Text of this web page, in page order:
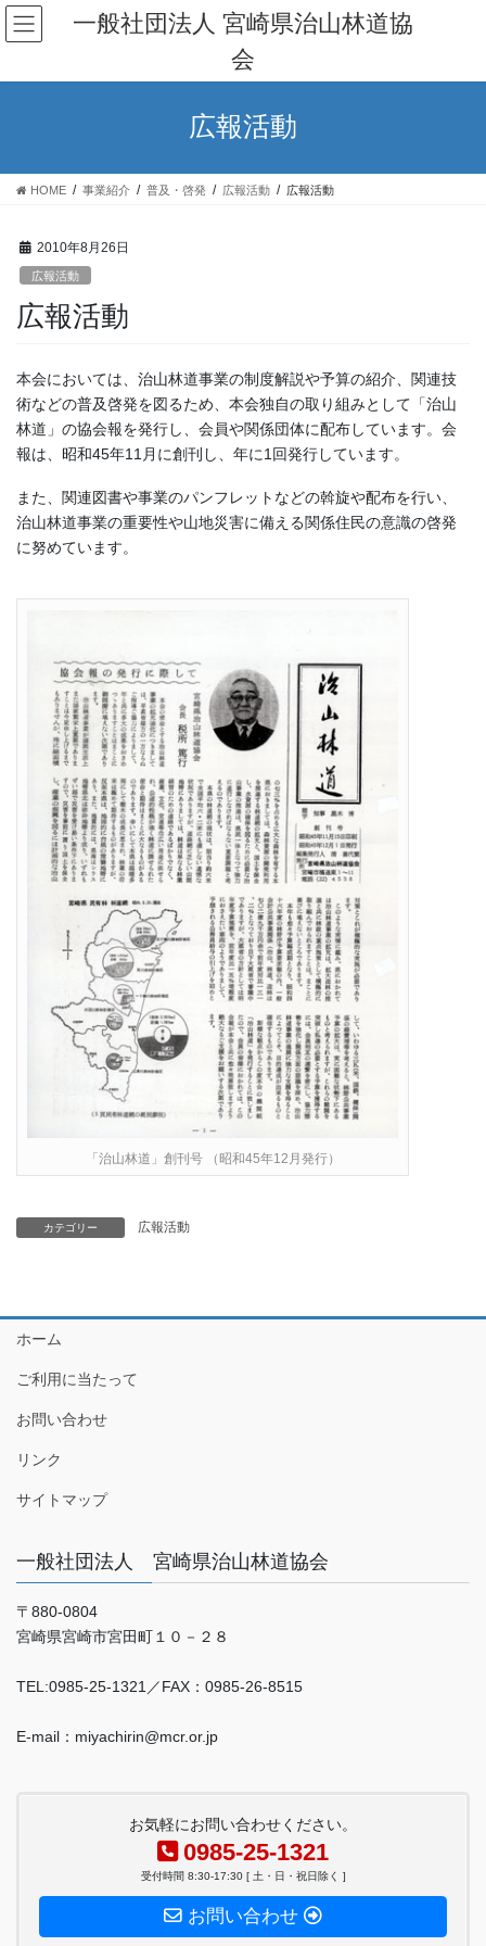
コ
ン
ン
ナ
ビ
ー
一般社団法人 宮崎県治山林道協
会
広報活動
HOME 事業紹介 普及・啓発 広報活動 広報活動
2010年8月26日
広報活動
広報活動
本会においては、治山林道事業の制度解説や予算の紹介、関連技
術などの普及啓発を図るため、本会独自の取り組みとして「治山
林道」の協会報を発行し、会員や関係団体に配布しています。会
報は、昭和45年11月に創刊し、年に1回発行しています。
また、関連図書や事業のパンフレットなどの斡旋や配布を行い、
治山林道事業の重要性や山地災害に備える関係住民の意識の啓発
に努めています。
「治山林道」創刊号 （昭和45年12月発行）
カテゴリー 広報活動
ホーム
ご利用に当たって
お問い合わせ
リンク
サイトマップ
一般社団法人 宮崎県治山林道協会
〒880-0804
宮崎県宮崎市宮田町１０－２８
TEL:0985-25-1321／FAX：0985-26-8515
E-mail：miyachirin@mcr.or.jp
お気軽にお問い合わせください。
0985-25-1321
受付時間 8:30-17:30 [ 土・日・祝日除く ]
お問い合わせ